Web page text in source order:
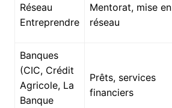
Réseau
Entreprendre
Mentorat, mise en
réseau
Banques
(CIC, Crédit
Agricole, La
Banque
Prêts, services
financiers